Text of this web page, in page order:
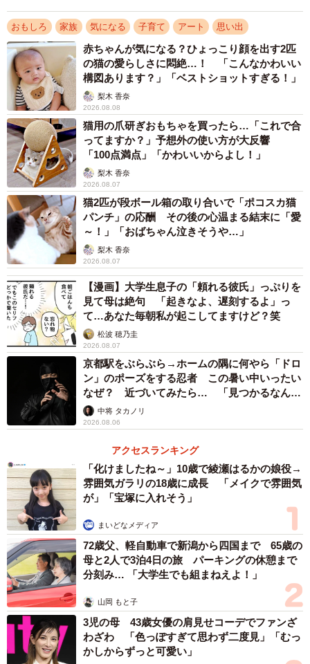
嬉しそうに踏切を実演する息子さん（提供：@ginmugi0205さん）
3/5
おもしろ 家族 気になる 子育て アート 思い出
赤ちゃんが気になる？ひょっこり顔を出す2匹
の猫の愛らしさに悶絶…！ 「こんなかわいい
構図あります？」「ベストショットすぎる！」
梨木 香奈
2026.08.08
猫用の爪研ぎおもちゃを買ったら…「これで合
ってますか？」予想外の使い方が大反響
「100点満点」「かわいいからよし！」
梨木 香奈
2026.08.07
猫2匹が段ボール箱の取り合いで「ポコスカ猫
パンチ」の応酬 その後の心温まる結末に「愛
～！」「おばちゃん泣きそうや…」
梨木 香奈
2026.08.07
【漫画】大学生息子の「頼れる彼氏」っぷりを
見て母は絶句 「起きなよ、遅刻するよ」っ
て…あなた毎朝私が起こしてますけど？笑
松波 穂乃圭
2026.08.07
京都駅をぶらぶら→ホームの隅に何やら「ドロ
ン」のポーズをする忍者 この暑い中いったい
なぜ？ 近づいてみたら… 「見つかるなんて
未熟」中将 タカノリ
2026.08.06
アクセスランキング
「化けましたね～」10歳で綾瀬はるかの娘役→
雰囲気ガラリの18歳に成長 「メイクで雰囲気
が」「宝塚に入れそう」
まいどなメディア
72歳父、軽自動車で新潟から四国まで 65歳の
母と2人で3泊4日の旅 パーキングの休憩まで
分刻み… 「大学生でも組まねえよ！」
山岡 もと子
3児の母 43歳女優の肩見せコーデでファンざ
わざわ 「色っぽすぎて思わず二度見」「むっ
かしからずっと可愛い」